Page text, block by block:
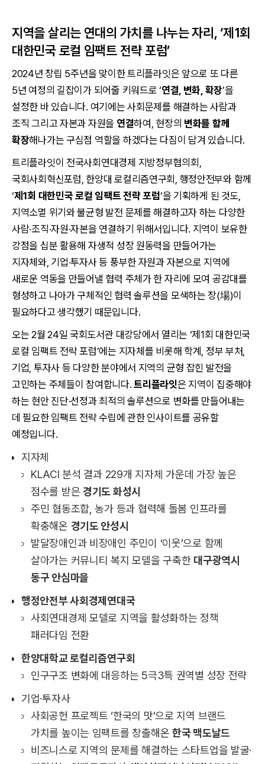
지역을 살리는 연대의 가치를 나누는 자리, ‘제1회
대한민국 로컬 임팩트 전략 포럼’
2024년 창립 5주년을 맞이한 트리플라잇은 앞으로 또 다른
5년 여정의 길잡이가 되어줄 키워드로 ‘연결, 변화, 확장’을
설정한 바 있습니다. 여기에는 사회문제를 해결하는 사람과
조직 그리고 자본과 자원을 연결하여, 현장의 변화를 함께
확장해나가는 구심점 역할을 하겠다는 다짐이 담겨 있습니다.
트리플라잇이 전국사회연대경제 지방정부협의회,
국회사회혁신포럼, 한양대 로컬리즘연구회, 행정안전부와 함께
‘제1회 대한민국 로컬 임팩트 전략 포럼’을 기획하게 된 것도,
지역소멸 위기와 불균형 발전 문제를 해결하고자 하는 다양한
사람·조직·자원·자본을 연결하기 위해서입니다. 지역이 보유한
강점을 십분 활용해 자생적 성장 원동력을 만들어가는
지자체와, 기업·투자사 등 풍부한 자원과 자본으로 지역에
새로운 역동을 만들어낼 협력 주체가 한 자리에 모여 공감대를
형성하고 나아가 구체적인 협력 솔루션을 모색하는 장(場)이
필요하다고 생각했기 때문입니다.
오는 2월 24일 국회도서관 대강당에서 열리는 ‘제1회 대한민국
로컬 임팩트 전략 포럼’에는 지자체를 비롯해 학계, 정부 부처,
기업, 투자사 등 다양한 분야에서 지역의 균형 잡힌 발전을
고민하는 주체들이 참여합니다.트리플라잇은 지역이 집중해야
하는 현안 진단·선정과 최적의 솔루션으로 변화를 만들어내는
데 필요한 임팩트 전략 수립에 관한 인사이트를 공유할
예정입니다.
지자체
KLACI 분석 결과 229개 지자체 가운데 가장 높은
점수를 받은경기도 화성시
주민 협동조합, 농가 등과 협력해 돌봄 인프라를
확충해온 경기도 안성시
발달장애인과 비장애인 주민이 ‘이웃’으로 함께
살아가는 커뮤니티 복지 모델을 구축한 대구광역시
동구 안심마을
행정안전부 사회경제연대국
사회연대경제 모델로 지역을 활성화하는 정책
패러다임 전환
한양대학교 로컬리즘연구회
인구구조 변화에 대응하는 5극3특 권역별 성장 전략
기업·투자사
사회공헌 프로젝트 ‘한국의 맛’으로 지역 브랜드
가치를 높이는 임팩트를 창출해온 한국 맥도날드
비즈니스로 지역의 문제를 해결하는 스타트업을 발굴·